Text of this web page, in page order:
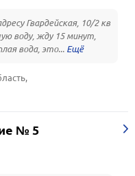
Гвардейская, 10/2 кв
воду, жду 15 минут,
вода, это...
№ 5